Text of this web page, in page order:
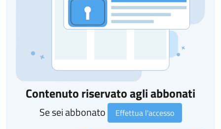
Contenuto riservato agli abbonati
Se sei abbonato Effettua l'accesso